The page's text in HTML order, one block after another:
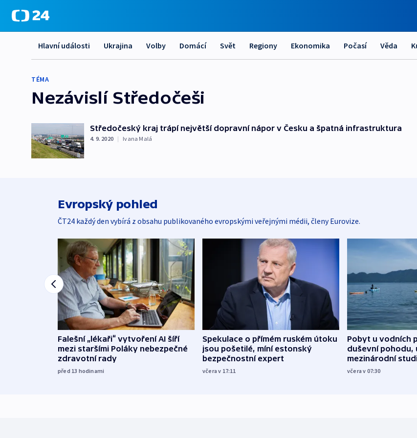
Hlavní události Ukrajina Volby Domácí Svět Regiony Ekonomika Počasí Věda
TÉMA
Nezávislí Středočeši
Středočeský kraj trápí největší dopravní nápor v Česku a špatná infrastruktura
4. 9. 2020 | Ivana Malá
Evropský pohled
ČT24 každý den vybírá z obsahu publikovaného evropskými veřejnými médii, členy Eurovize.
Falešní „lékaři“ vytvoření AI šíří
mezi staršími Poláky nebezpečné
zdravotní rady
před 13 hodinami
Spekulace o přímém ruském útoku
jsou pošetilé, míní estonský
bezpečnostní expert
včera v 17:11
Pobyt u vodních
duševní pohodu,
mezinárodní
včera v 07:30